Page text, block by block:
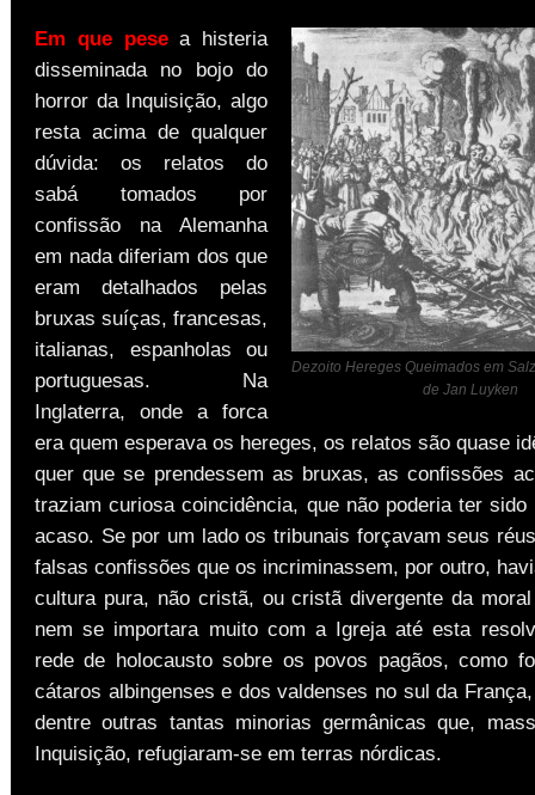
Dezoito Hereges Queimados em
de Jan Luyken
Em que pesea histeria
disseminada no bojo do
horror da Inquisição, algo
resta acima de qualquer
dúvida: os relatos do
sabá tomados por
confissão na Alemanha
em nada diferiam dos que
eram detalhados pelas
bruxas suíças, francesas,
italianas, espanholas ou
portuguesas. Na
Inglaterra, onde a forca
era quem esperava os hereges, os relatos são quase
quer que se prendessem as bruxas, as confissões
traziam curiosa coincidência, que não poderia ter sido
acaso. Se por um lado os tribunais forçavam seus
falsas confissões que os incriminassem, por outro,
cultura pura, não cristã, ou cristã divergente da
nem se importara muito com a Igreja até esta
rede de holocausto sobre os povos pagãos, como
cátaros albingenses e dos valdenses no sul da
dentre outras tantas minorias germânicas que,
Inquisição, refugiaram-se em terras nórdicas.